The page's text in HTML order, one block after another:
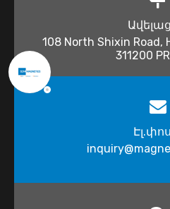
108 North Shixin Road,
311200